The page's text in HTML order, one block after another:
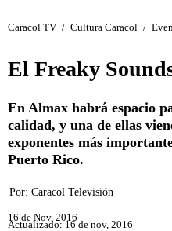
Caracol TV / Cultura Caracol /
El Freaky
En Almax habrá espacio
calidad, y una de ellas
exponentes más
Puerto Rico.
Por: Caracol Televisión
16 de Nov, 2016
Actualizado: 16 de nov, 2016